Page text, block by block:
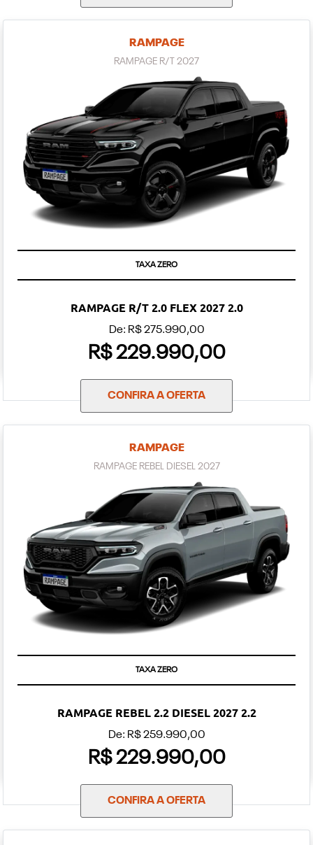
RAMPAGE
RAMPAGE R/T 2027
TAXA ZERO
RAMPAGE R/T 2.0 FLEX 2027 2.0
De: R$ 275.990,00
R$ 229.990,00
CONFIRA A OFERTA
RAMPAGE
RAMPAGE REBEL DIESEL 2027
TAXA ZERO
RAMPAGE REBEL 2.2 DIESEL 2027 2.2
De: R$ 259.990,00
R$ 229.990,00
CONFIRA A OFERTA